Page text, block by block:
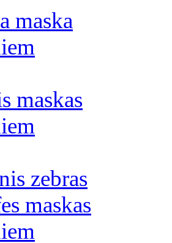
maska
maskas
zebras
maskas